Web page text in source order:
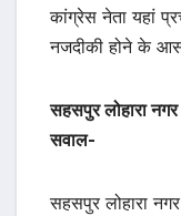
कांग्रेस नेता यहां
नजदीकी होने के
सहसपुर लोहारा
सवाल-
सहसपुर लोहारा